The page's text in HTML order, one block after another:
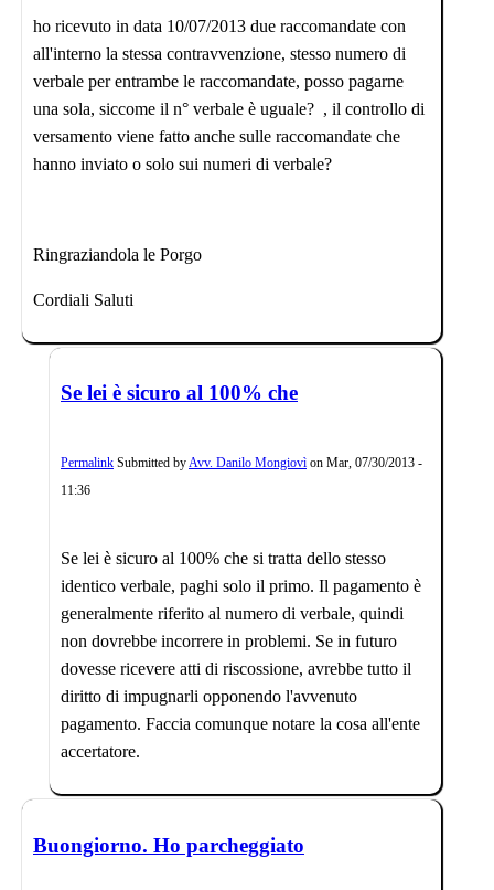
ho ricevuto in data 10/07/2013 due raccomandate con
all'interno la stessa contravvenzione, stesso numero di
verbale per entrambe le raccomandate, posso pagarne
una sola, siccome il n° verbale è uguale? , il controllo di
versamento viene fatto anche sulle raccomandate che
hanno inviato o solo sui numeri di verbale?
Ringraziandola le Porgo
Cordiali Saluti
Se lei è sicuro al 100% che
Permalink Submitted byAvv. Danilo Mongiovì on Mar, 07/30/2013 -
11:36
Se lei è sicuro al 100% che si tratta dello stesso
identico verbale, paghi solo il primo. Il pagamento è
generalmente riferito al numero di verbale, quindi
non dovrebbe incorrere in problemi. Se in futuro
dovesse ricevere atti di riscossione, avrebbe tutto il
diritto di impugnarli opponendo l'avvenuto
pagamento. Faccia comunque notare la cosa all'ente
accertatore.
Buongiorno. Ho parcheggiato